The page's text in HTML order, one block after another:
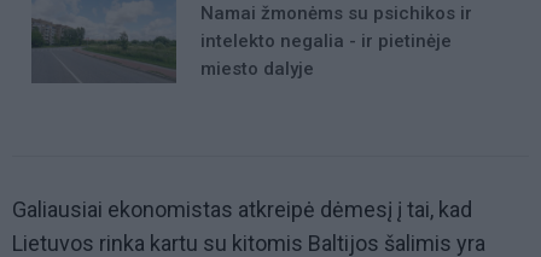
Namai žmonėms su psichikos ir
intelekto negalia - ir pietinėje
miesto dalyje
Galiausiai ekonomistas atkreipė dėmesį į tai, kad
Lietuvos rinka kartu su kitomis Baltijos šalimis yra